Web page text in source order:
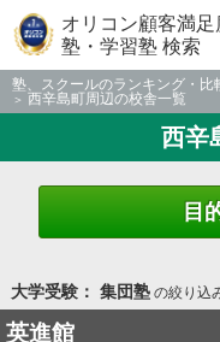
オリコン顧客満
塾・学習塾 検索
塾、スクールのランキング・比
西辛島町周辺の校舎一覧
西辛
目
大学受験： 集団塾の絞り込
英進館